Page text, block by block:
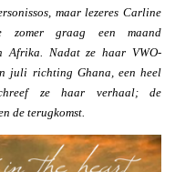
maar lezeres Carline
zomer graag een maand
Afrika. Nadat ze haar VWO-
juli richting Ghana, een heel
ze haar verhaal; de
de terugkomst.